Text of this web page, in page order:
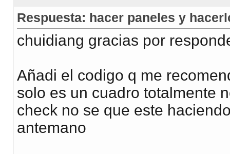
Respuesta: hacer paneles y
chuidiang gracias por
Añadi el codigo q me
solo es un cuadro totalmente
check no se que este
antemano